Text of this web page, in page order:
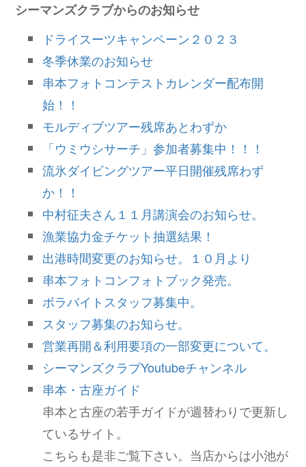
シーマンズクラブからのお知らせ
ドライスーツキャンペーン２０２３
冬季休業のお知らせ
串本フォトコンテストカレンダー配布開
始！！
モルディブツアー残席あとわずか
「ウミウシサーチ」参加者募集中！！！
流氷ダイビングツアー平日開催残席わず
か！！
中村征夫さん１１月講演会のお知らせ。
漁業協力金チケット抽選結果！
出港時間変更のお知らせ。１０月より
串本フォトコンフォトブック発売。
ボラバイトスタッフ募集中。
スタッフ募集のお知らせ。
営業再開＆利用要項の一部変更について。
シーマンズクラブYoutubeチャンネル
串本・古座ガイド
串本と古座の若手ガイドが週替わりで更新し
ているサイト。
こちらも是非ご覧下さい。当店からは小池が